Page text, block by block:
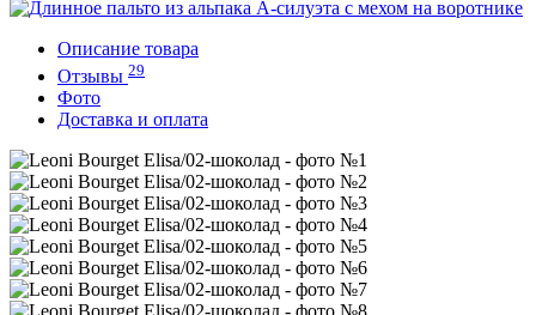
Описание товара
Отзывы 29
Фото
Доставка и оплата